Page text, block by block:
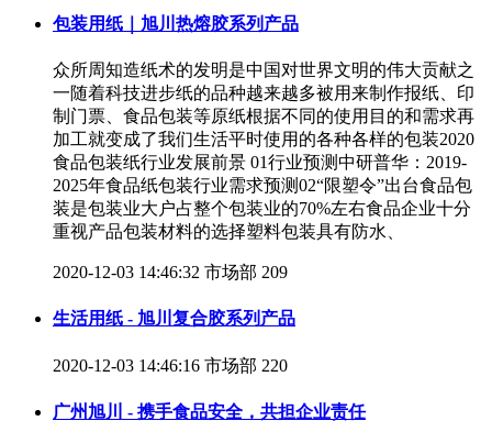
包装用纸｜旭川热熔胶系列产品
众所周知造纸术的发明是中国对世界文明的伟大贡献之
一随着科技进步纸的品种越来越多被用来制作报纸、印
制门票、食品包装等原纸根据不同的使用目的和需求再
加工就变成了我们生活平时使用的各种各样的包装2020
食品包装纸行业发展前景 01行业预测中研普华：2019-
2025年食品纸包装行业需求预测02“限塑令”出台食品包
装是包装业大户占整个包装业的70%左右食品企业十分
重视产品包装材料的选择塑料包装具有防水、
2020-12-03 14:46:32 市场部 209
生活用纸 - 旭川复合胶系列产品
2020-12-03 14:46:16 市场部 220
广州旭川 - 携手食品安全，共担企业责任